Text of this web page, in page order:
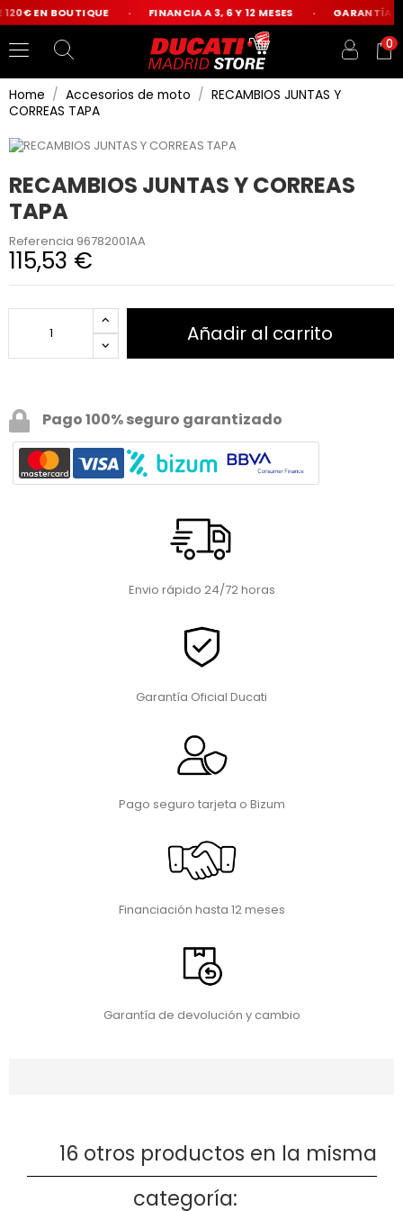
EN BOUTIQUE FINANCIA A 3, 6 Y 12 MESES GARANTÍA
0
Home Accesorios de moto
RECAMBIOS JUNTAS Y
CORREAS TAPA
RECAMBIOS JUNTAS Y CORREAS
TAPA
Referencia 96782001AA
115,53 €
Añadir al carrito
Pago 100% seguro garantizado
Envio rápido 24/72 horas
Garantía Oficial Ducati
Pago seguro tarjeta o Bizum
Financiación hasta 12 meses
Garantía de devolución y cambio
16 otros productos en la misma
categoría: